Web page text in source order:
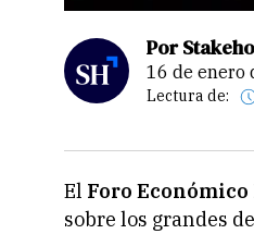
Por
16 de
Lectura de:
El Foro
sobre los grandes